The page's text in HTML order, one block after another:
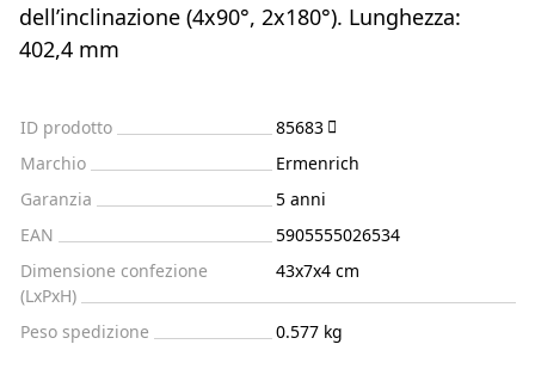
dell’inclinazione (4x90°, 2x180°). Lunghezza:
402,4 mm
ID prodotto
85683
Marchio
Ermenrich
Garanzia
5 anni
EAN
5905555026534
Dimensione confezione
(LxPxH)
43x7x4 cm
Peso spedizione 0.577 kg